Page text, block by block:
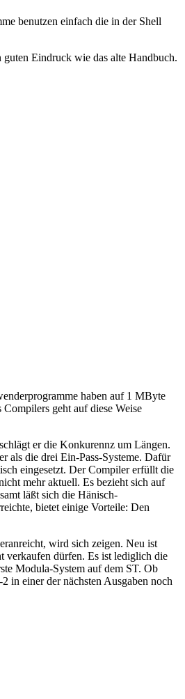
benutzen einfach die in der Shell
Eindruck wie das alte Handbuch.
haben auf 1 MByte
geht auf diese Weise
er die Konkurennz um Längen.
als die drei Ein-Pass-Systeme. Dafür
eingesetzt. Der Compiler erfüllt die
mehr aktuell. Es bezieht sich auf
läßt sich die Hänisch-
bietet einige Vorteile: Den
wird sich zeigen. Neu ist
verkaufen dürfen. Es ist lediglich die
Modula-System auf dem ST. Ob
in einer der nächsten Ausgaben noch